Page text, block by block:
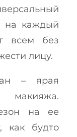
на каждый
всем без
лицу.
– ярая
макияжа.
на ее
как будто